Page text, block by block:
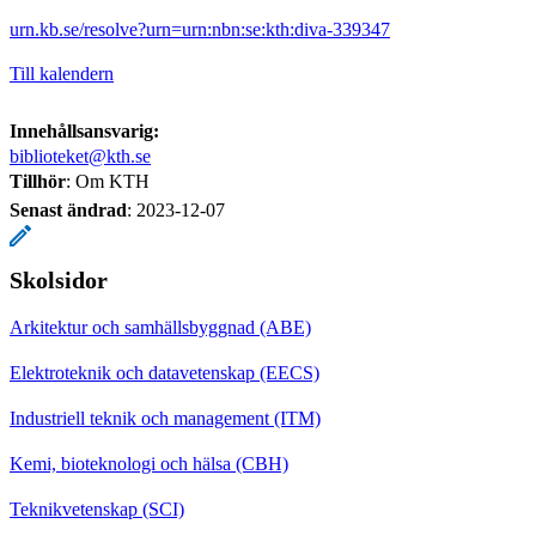
urn.kb.se/resolve?urn=urn:nbn:se:kth:diva-339347
Till kalendern
Innehållsansvarig:
biblioteket@kth.se
Tillhör: Om KTH
Senast ändrad: 2023-12-07
Skolsidor
Arkitektur och samhällsbyggnad (ABE)
Elektroteknik och datavetenskap (EECS)
Industriell teknik och management (ITM)
Kemi, bioteknologi och hälsa (CBH)
Teknikvetenskap (SCI)